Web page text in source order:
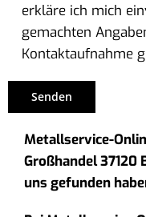
erkläre ich mich
gemachten
Kontaktaufnahme
Metallservice-
Großhandel 37120
uns gefunden